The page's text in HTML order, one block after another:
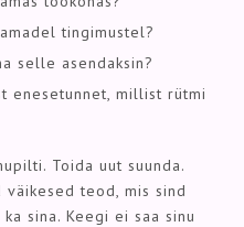
tingimustel?
selle asendaksin?
enesetunnet, millist rütmi
Toida uut suunda.
teod, mis sind
sina. Keegi ei saa sinu